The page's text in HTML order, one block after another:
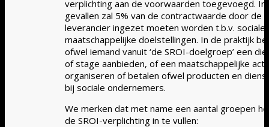
verplichting aan de voorwaarden toegevoegd.
gevallen zal 5% van de contractwaarde door de
leverancier ingezet moeten worden t.b.v. sociale
maatschappelijke doelstellingen. In de praktijk
ofwel iemand vanuit ‘de SROI-doelgroep’ een
of stage aanbieden, of een maatschappelijke
organiseren of betalen ofwel producten en
bij sociale ondernemers.
We merken dat met name een aantal groepen
de SROI-verplichting in te vullen: